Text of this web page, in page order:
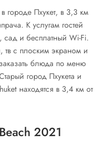
городе Пхукет, в 3,3 км
К услугам гостей
сад и бесплатный Wi-Fi.
тв с плоским экраном и
заказать блюда по меню
город Пхукета и
находятся в 3,4 км от
2021